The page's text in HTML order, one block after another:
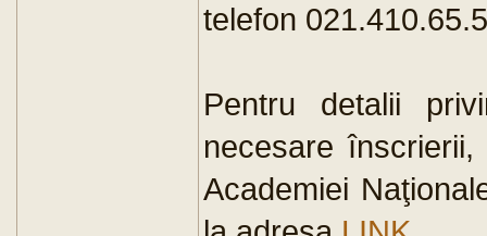
telefon
Pentru detalii
necesare
Academiei